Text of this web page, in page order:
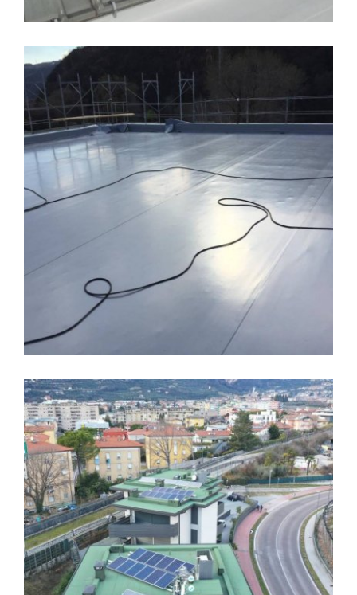
IMPERMEABILIZZAZIONI
Coperture
IMPERMEABILIZZAZIONI
Coperture